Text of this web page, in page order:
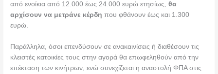
από ενοίκια από 12.000 έως 24.000 ευρώ ετησίως,θα
αρχίσουν να μετράνε κέρδη που φθάνουν έως και 1.300
ευρώ.
Παράλληλα, όσοι επενδύσουν σε ανακαινίσεις ή διαθέσουν τις
κλειστές κατοικίες τους στην αγορά θα επωφεληθούν από την
επέκταση των κινήτρων, ενώ συνεχίζεται η αναστολή ΦΠΑ στις